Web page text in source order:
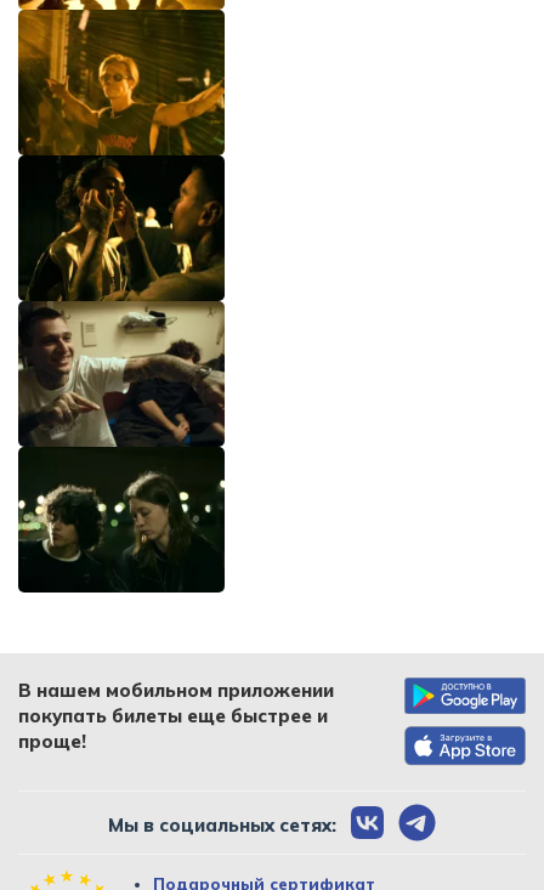
В нашем мобильном приложении
покупать билеты еще быстрее и
проще!
Мы в социальных сетях:
Подарочный сертификат